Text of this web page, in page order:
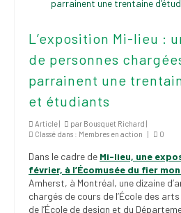
L’exposition Mi-lieu :
de personnes
parrainent une
et étudiants
Article | par Bousquet Richard |
Classé dans : Membres en action | 0
Dans le cadre de Mi-lieu, une
février, à l’Écomusée du fier
Amherst, à Montréal, une dizaine
chargés de cours de l’École des
de l’École de design et du